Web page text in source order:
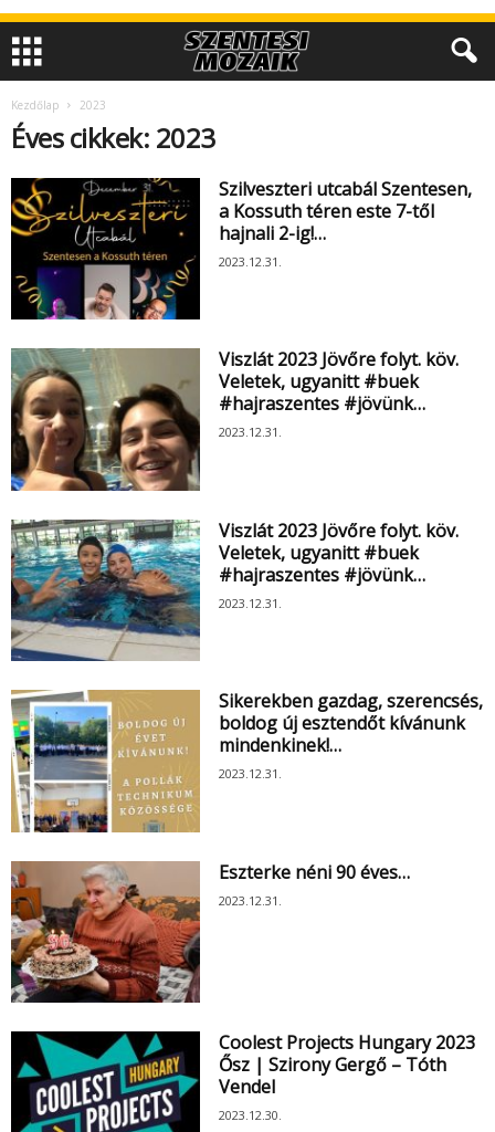
Kezdőlap 2023
Éves cikkek: 2023
Szilveszteri utcabál Szentesen,
a Kossuth téren este 7-től
hajnali 2-ig!…
2023.12.31.
Viszlát 2023 Jövőre folyt. köv.
Veletek, ugyanitt #buek
#hajraszentes #jövünk…
2023.12.31.
Viszlát 2023 Jövőre folyt. köv.
Veletek, ugyanitt #buek
#hajraszentes #jövünk…
2023.12.31.
Sikerekben gazdag, szerencsés,
boldog új esztendőt kívánunk
mindenkinek!…
2023.12.31.
Eszterke néni 90 éves…
2023.12.31.
Coolest Projects Hungary 2023
Ősz | Szirony Gergő – Tóth
Vendel
2023.12.30.